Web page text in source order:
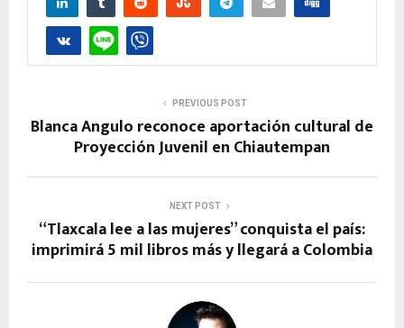
PREVIOUS POST
Blanca Angulo reconoce aportación cultural de
Proyección Juvenil en Chiautempan
NEXT POST
“Tlaxcala lee a las mujeres” conquista el país:
imprimirá 5 mil libros más y llegará a Colombia